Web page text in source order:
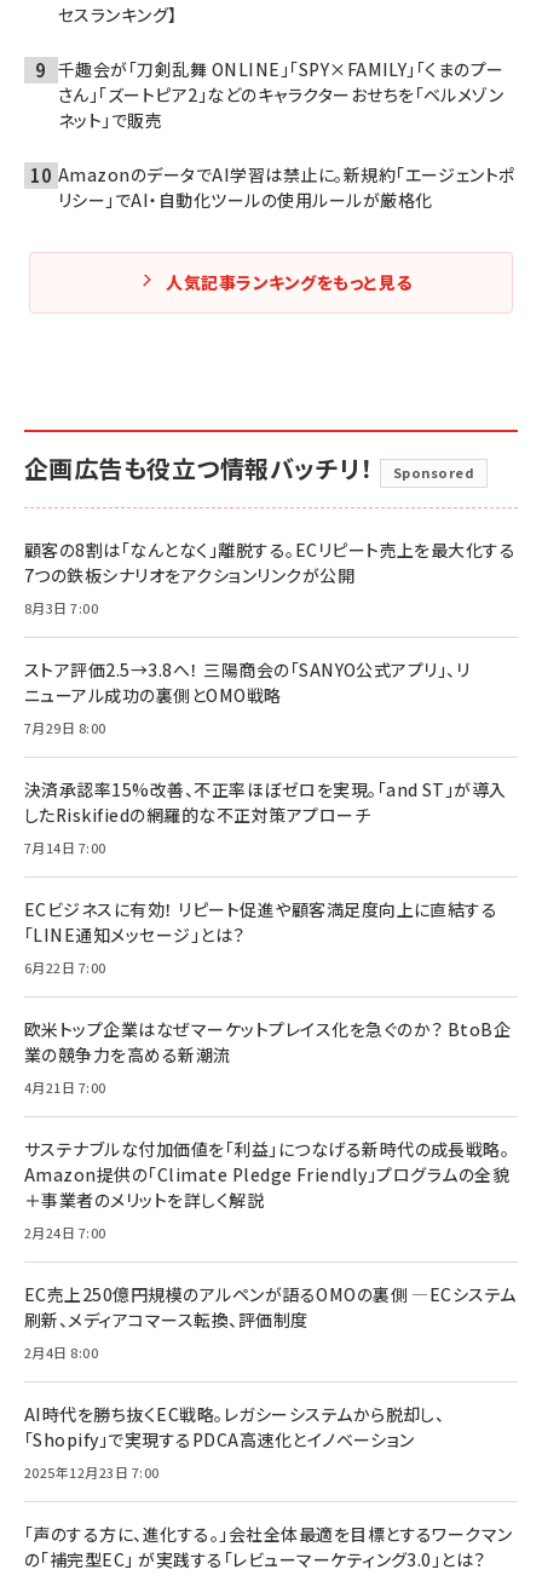
セスランキング】
千趣会が「刀剣乱舞 ONLINE」「SPY×FAMILY」「くまのプー
さん」「ズートピア2」などのキャラクターおせちを「ベルメゾン
ネット」で販売
AmazonのデータでAI学習は禁止に。新規約「エージェントポ
リシー」でAI・自動化ツールの使用ルールが厳格化
人気記事ランキングをもっと見る
企画広告も役立つ情報バッチリ！ Sponsored
顧客の8割は「なんとなく」離脱する。ECリピート売上を最大化する
7つの鉄板シナリオをアクションリンクが公開
8月3日 7:00
ストア評価2.5→3.8へ！ 三陽商会の「SANYO公式アプリ」、リ
ニューアル成功の裏側とOMO戦略
7月29日 8:00
決済承認率15%改善、不正率ほぼゼロを実現。「and ST」が導入
したRiskifiedの網羅的な不正対策アプローチ
7月14日 7:00
ECビジネスに有効！ リピート促進や顧客満足度向上に直結する
「LINE通知メッセージ」とは？
6月22日 7:00
欧米トップ企業はなぜマーケットプレイス化を急ぐのか？ BtoB企
業の競争力を高める新潮流
4月21日 7:00
サステナブルな付加価値を「利益」につなげる新時代の成長戦略。
Amazon提供の「Climate Pledge Friendly」プログラムの全貌
＋事業者のメリットを詳しく解説
2月24日 7:00
EC売上250億円規模のアルペンが語るOMOの裏側 ―ECシステム
刷新、メディアコマース転換、評価制度
2月4日 8:00
AI時代を勝ち抜くEC戦略。レガシーシステムから脱却し、
「Shopify」で実現するPDCA高速化とイノベーション
2025年12月23日 7:00
「声のする方に、進化する。」会社全体最適を目標とするワークマン
の「補完型EC」 が実践する「レビューマーケティング3.0」とは？